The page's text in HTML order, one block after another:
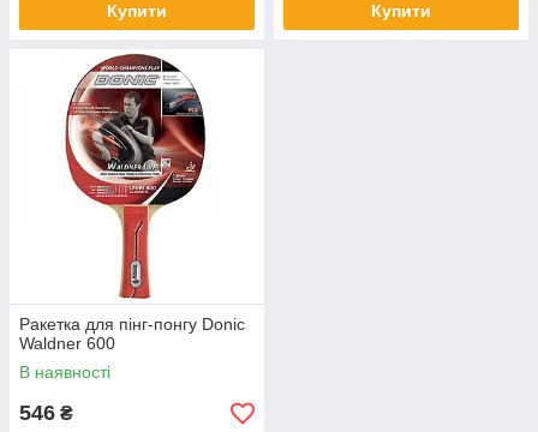
Купити Купити
Ракетка для пінг-понгу Donic
Waldner 600
В наявності
546 ₴